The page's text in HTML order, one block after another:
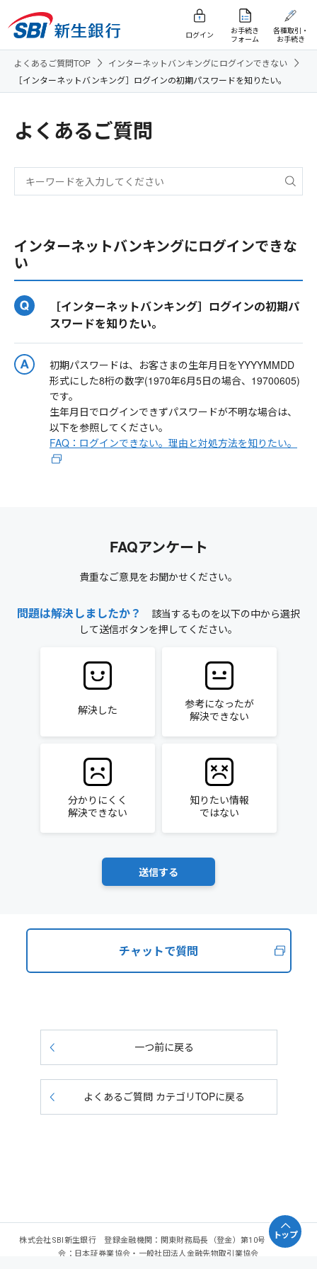
ログイン
お手続き
フォーム
各種取引・
お手続き
よくあるご質問TOP
インターネットバンキングにログインできない
［インターネットバンキング］ログインの初期パスワードを知りたい。
よくあるご質問
インターネットバンキングにログインできな
い
［インターネットバンキング］ログインの初期パ
スワードを知りたい。
初期パスワードは、お客さまの生年月日をYYYYMMDD
形式にした8桁の数字(1970年6月5日の場合、19700605)
です。
生年月日でログインできずパスワードが不明な場合は、
以下を参照してください。
FAQ：ログインできない。理由と対処方法を知りたい。
FAQアンケート
貴重なご意見をお聞かせください。
問題は解決しましたか？
該当するものを以下の中から選択
して送信ボタンを押してください。
解決した
参考になったが
解決できない
分かりにくく
解決できない
知りたい情報
ではない
チャットで質問
一つ前に戻る
よくあるご質問 カテゴリTOPに戻る
株式会社SBI新生銀行 登録金融機関：関東財務局長（登金）第10号 加入協
会：日本証券業協会・一般社団法人金融先物取引業協会
トップ